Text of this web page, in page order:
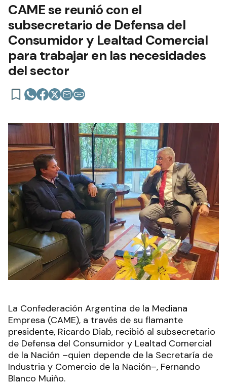
CAME se reunió con el
subsecretario de Defensa del
Consumidor y Lealtad Comercial
para trabajar en las necesidades
del sector
La Confederación Argentina de la Mediana
Empresa (CAME), a través de su flamante
presidente, Ricardo Diab, recibió al subsecretario
de Defensa del Consumidor y Lealtad Comercial
de la Nación –quien depende de la Secretaría de
Industria y Comercio de la Nación–, Fernando
Blanco Muiño.